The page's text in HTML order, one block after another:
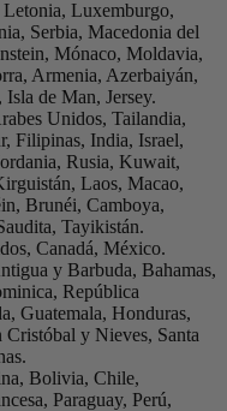
Luxemburgo,
Serbia, Macedonia del
Mónaco, Moldavia,
Armenia, Azerbaiyán,
de Man, Jersey.
Unidos, Tailandia,
Filipinas, India, Israel,
Rusia, Kuwait,
Laos, Macao,
Brunéi, Camboya,
Tayikistán.
Canadá, México.
y Barbuda, Bahamas,
República
Guatemala, Honduras,
Cristóbal y Nieves, Santa
Bolivia, Chile,
Paraguay, Perú,